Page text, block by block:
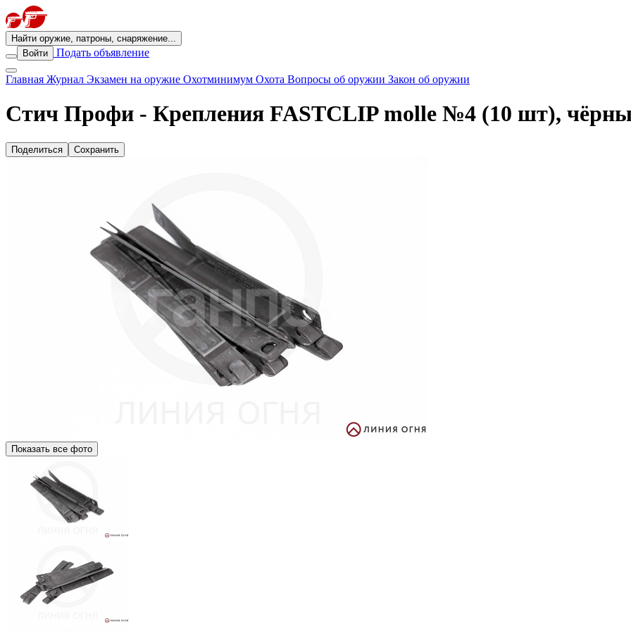
Найти оружие, патроны, снаряжение...
Войти
Подать объявление
Главная Журнал Экзамен на оружие Охотминимум Охота Вопросы об оружии Закон об оружии
Стич Профи - Крепления FASTCLIP molle №4 (10 шт),
Поделиться Сохранить
Показать все фото